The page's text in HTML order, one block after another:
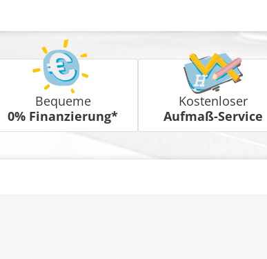
Bequeme
0% Finanzierung*
Kostenloser
Aufmaß-Service